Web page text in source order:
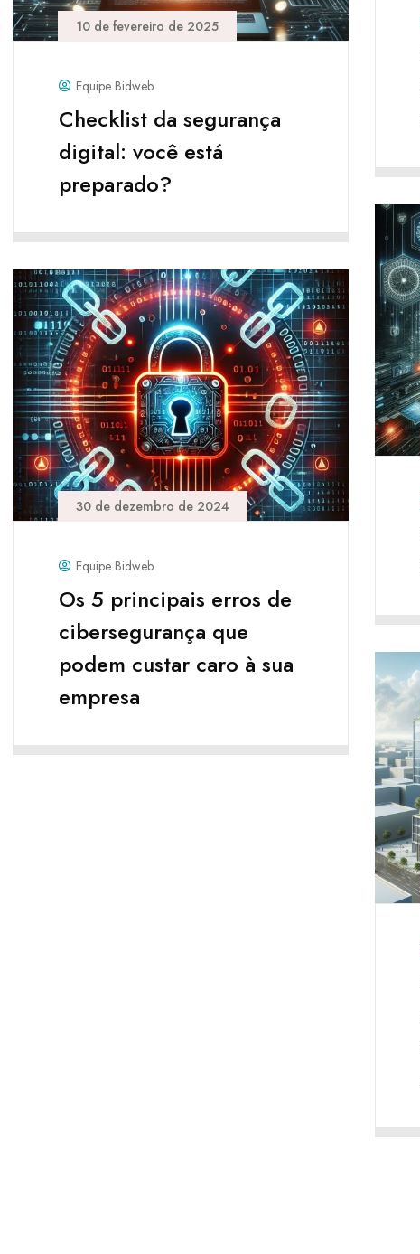
10 de fevereiro de 2025
Equipe Bidweb
Checklist da segurança
digital: você está
preparado?
30 de dezembro de 2024
Equipe Bidweb
Os 5 principais erros de
cibersegurança que
podem custar caro à sua
empresa